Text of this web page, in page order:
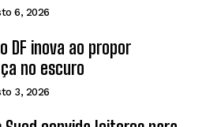
6, 2026
DF inova ao propor
no escuro
3, 2026